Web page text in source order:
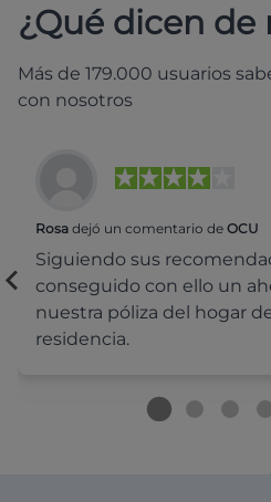
¿Qué dicen de
Más de 179.000 usuarios
con nosotros
Rosa dejó un comentario de OCU
Siguiendo sus
conseguido con ello un
nuestra póliza del hogar
residencia.